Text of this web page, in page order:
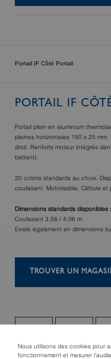
Nous utilisons des cookies pour
fonctionnement et mesurer
Portail IF Côté Portail
PORTAIL IF
Portail plein en aluminium
pleines horizontales 150 x 25 mm.
droit. Renforts moteur intégrés
battant).
20 coloris standards au choix.
coulissant. Motorisable. Clôture et
Dimensions standards disponibles :
Coulissant 3,56 / 4,06 m.
Existe également en dimensions
TROUVER UN